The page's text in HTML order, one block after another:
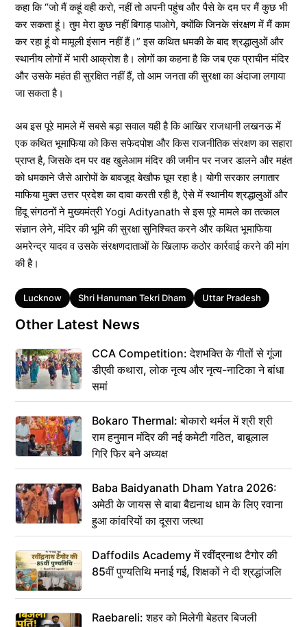
कहा कि “जो मैं कहूं वही करो, नहीं तो अपनी पहुंच और पैसे के दम पर मैं कुछ भी
कर सकता हूं। तुम मेरा कुछ नहीं बिगाड़ पाओगे, क्योंकि जिनके संरक्षण में मैं काम
कर रहा हूं वो मामूली इंसान नहीं हैं।” इस कथित धमकी के बाद श्रद्धालुओं और
स्थानीय लोगों में भारी आक्रोश है। लोगों का कहना है कि जब एक प्राचीन मंदिर
और उसके महंत ही सुरक्षित नहीं हैं, तो आम जनता की सुरक्षा का अंदाजा लगाया
जा सकता है।
अब इस पूरे मामले में सबसे बड़ा सवाल यही है कि आखिर राजधानी लखनऊ में
एक कथित भूमाफिया को किस सफेदपोश और किस राजनीतिक संरक्षण का सहारा
प्राप्त है, जिसके दम पर वह खुलेआम मंदिर की जमीन पर नजर डालने और महंत
को धमकाने जैसे आरोपों के बावजूद बेखौफ घूम रहा है। योगी सरकार लगातार
माफिया मुक्त उत्तर प्रदेश का दावा करती रही है, ऐसे में स्थानीय श्रद्धालुओं और
हिंदू संगठनों ने मुख्यमंत्री Yogi Adityanath से इस पूरे मामले का तत्काल
संज्ञान लेने, मंदिर की भूमि की सुरक्षा सुनिश्चित करने और कथित भूमाफिया
अमरेन्द्र यादव व उसके संरक्षणदाताओं के खिलाफ कठोर कार्रवाई करने की मांग
की है।
Tags
Lucknow Shri Hanuman Tekri Dham Uttar Pradesh
Other Latest News
CCA Competition: देशभक्ति के गीतों से गूंजा
डीएवी कथारा, लोक नृत्य और नृत्य-नाटिका ने बांधा
समां
Bokaro Thermal: बोकारो थर्मल में श्री श्री
राम हनुमान मंदिर की नई कमेटी गठित, बाबूलाल
गिरि फिर बने अध्यक्ष
Baba Baidyanath Dham Yatra 2026:
अमेठी के जायस से बाबा बैद्यनाथ धाम के लिए रवाना
हुआ कांवरियों का दूसरा जत्था
Daffodils Academy में रवींद्रनाथ टैगोर की
85वीं पुण्यतिथि मनाई गई, शिक्षकों ने दी श्रद्धांजलि
Raebareli: शहर को मिलेगी बेहतर बिजली